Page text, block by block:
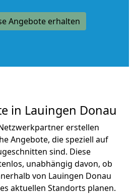
Angebote erhalten
in Lauingen Donau
erstellen
Angebote, die speziell auf
sind. Diese
unabhängig davon, ob
von Lauingen Donau
aktuellen Standorts planen.